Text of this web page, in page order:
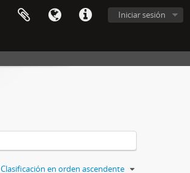
Iniciar sesión
Clasificación en orden ascendente